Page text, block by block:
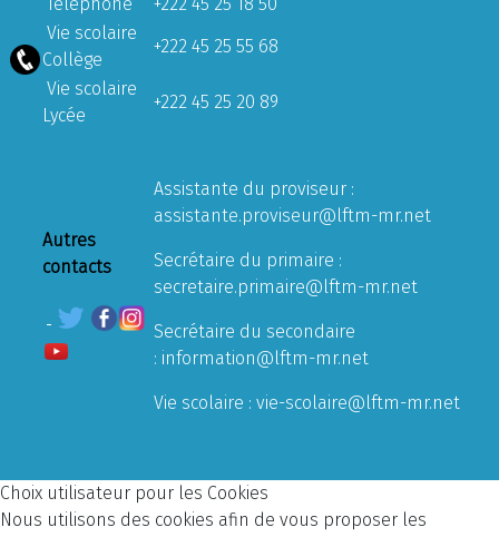
Vie scolaire
Collège
+222 45 25 55 68
Vie scolaire
Lycée
+222 45 25 20 89
Autres
contacts
Assistante du proviseur :
assistante.proviseur@lftm-mr.net
Secrétaire du primaire :
secretaire.primaire@lftm-mr.net
Secrétaire du secondaire
: information@lftm-mr.net
Vie scolaire : vie-scolaire@lftm-mr.net
Choix utilisateur pour les Cookies
Nous utilisons des cookies afin de vous proposer les